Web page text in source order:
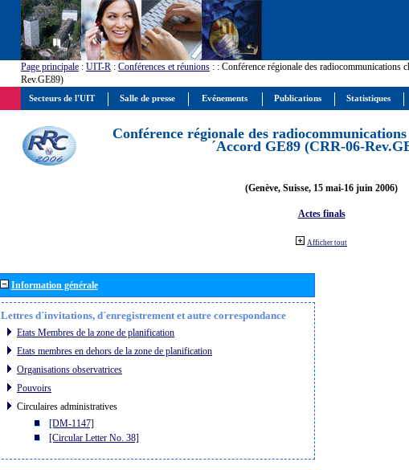
Page principale : UIT-R : Conférences et réunions : : Conférence régionale des radiocommunications
Rev.GE89)
Conférence régionale des
´Accord GE89 (CRR-06-
(Genève, Suisse, 15 mai-16 juin 2006)
Actes finals
Afficher tout
Information générale
Lettres d´invitations, d´enregistrement et autre correspondance
Etats Membres de la zone de planification
Etats membres en dehors de la zone de planification
Organisations observatrices
Pouvoirs
Circulaires administratives
[DM-1147]
[Circular Letter No. 38]
Secteurs de l'UIT Salle de presse Evénements Publications Statistiques